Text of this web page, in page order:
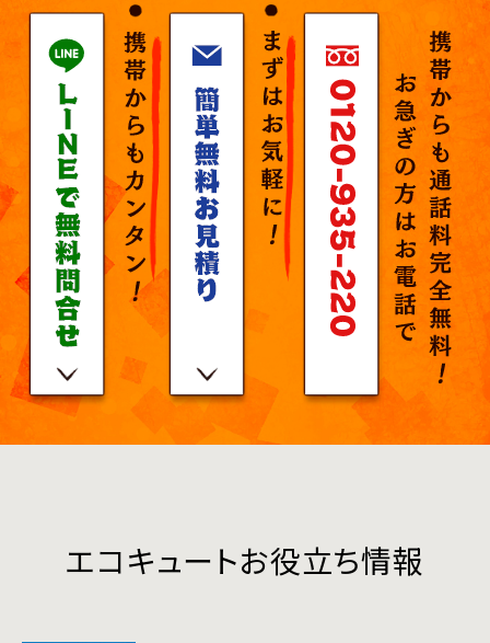
エコキュートお役立ち情報